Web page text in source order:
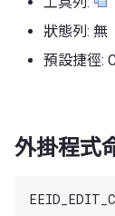
狀態列: 無
預設捷徑:
外掛程式